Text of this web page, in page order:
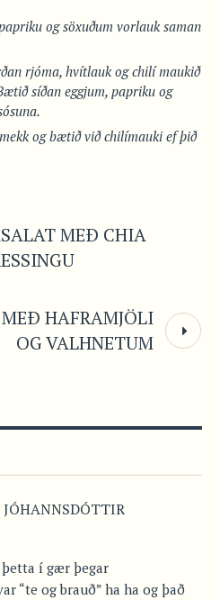
og söxuðum vorlauk saman
rjóma, hvítlauk og chilí maukið
síðan eggjum, papriku og
og bætið við chilímauki ef þið
MEÐ CHIA
HAFRAMJÖLI
OG VALHNETUM
JÓHANNSDÓTTIR
þetta í gær þegar
“te og brauð” ha ha og það